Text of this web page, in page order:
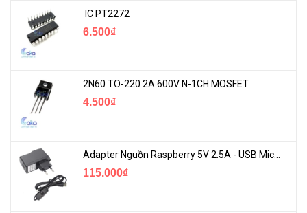
IC PT2272
6.500₫
2N60 TO-220 2A 600V N-1CH MOSFET
4.500₫
115.000₫